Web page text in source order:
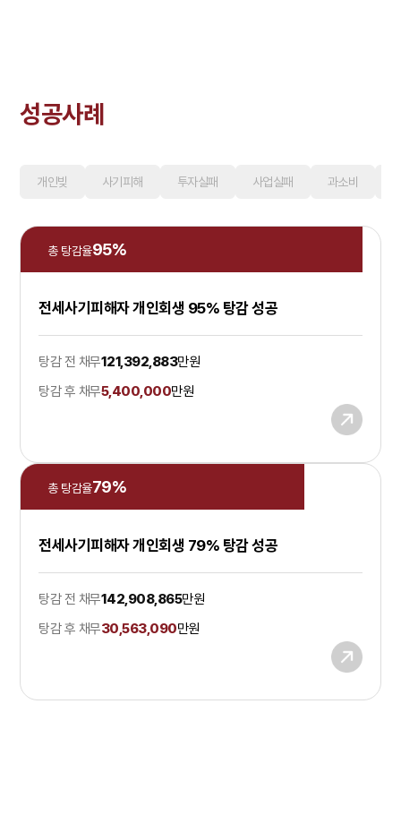
성공사례
개인빚 사기피해 투자실패 사업실패 과소비
총 탕감율95%
전세사기피해자 개인회생 95% 탕감 성공
탕감 전 채무121,392,883만원
탕감 후 채무5,400,000만원
총 탕감율79%
전세사기피해자 개인회생 79% 탕감 성공
탕감 전 채무142,908,865만원
탕감 후 채무30,563,090만원